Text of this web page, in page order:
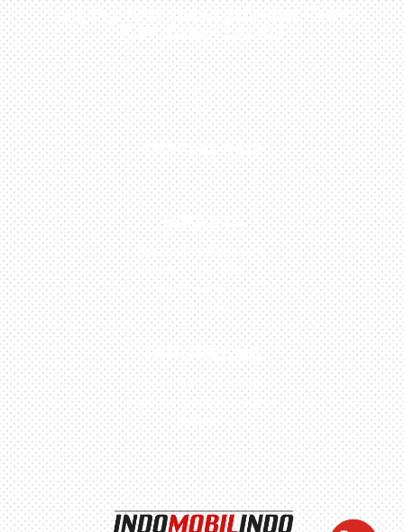
Kunjungi Atau Hubungi Dealer Resmi
Kami Di Kota Anda!

0813-1054-7548
JAKARTA
Perumahan Boulevard
Taman Surya 3 Blok h2,
No.27, Jakarta –
Indonesia
TANGERANG
Husein Sastra Negara,
No.8 Jurumudi Tangerang
– Indonesia